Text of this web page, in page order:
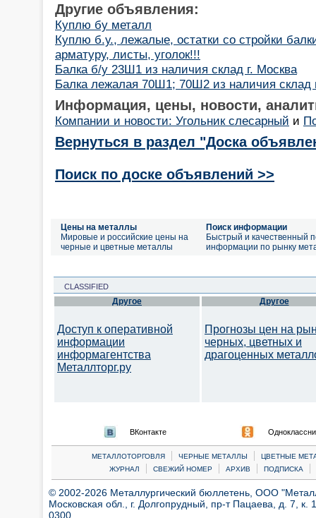
Другие объявления:
Куплю бу металл
Куплю б.у., лежалые, остатки со стройки
арматуру, листы, уголок!!!
Балка б/у 23Ш1 из наличия склад г. Москва
Балка лежалая 70Ш1; 70Ш2 из наличия склад
Информация, цены, новости,
Компании и новости: Угольник слесарный и
Вернуться в раздел "Доска
Поиск по доске объявлений >>
Цены на металлы
Мировые и российские цены на
черные и цветные металлы
Поиск информации
Быстрый и качественный
информации по рынку
CLASSIFIED
Другое
Доступ к оперативной
информации
информагентства
Металлторг.ру
Другое
Прогнозы цен на
черных, цветных и
драгоценных
ВКонтакте
МЕТАЛЛОТОРГОВЛЯ | ЧЕРНЫЕ МЕТАЛЛЫ |
ЦВЕТНЫЕ
ЖУРНАЛ
| СВЕЖИЙ НОМЕР | АРХИВ | ПОДПИСКА |
© 2002-2026 Металлургический бюллетень, ООО
Московская обл., г. Долгопрудный, пр-т Пацаева, д. 7,
0300